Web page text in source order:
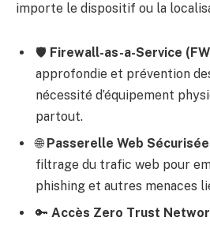
importe le dispositif ou la
🛡️ Firewall-as-a-Service
approfondie et prévention
nécessité d’équipement
partout.
🌐 Passerelle Web Sécurisée
filtrage du trafic web pour
phishing et autres menaces
🔑 Accès Zero Trust